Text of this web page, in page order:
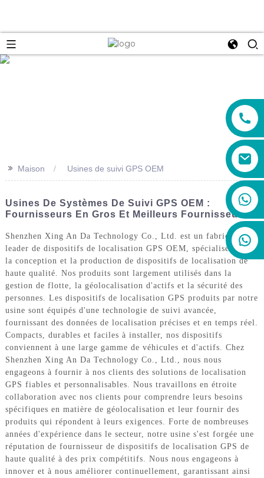
>> Maison Usines de suivi GPS OEM
Usines De Systèmes De Suivi GPS OEM :
Fournisseurs En Gros Et Meilleurs Fournisseurs
Shenzhen Xing An Da Technology Co., Ltd. est un fabricant
leader de dispositifs de localisation GPS OEM, spécialisé dans
la conception et la production de dispositifs de localisation de
haute qualité. Nos produits sont largement utilisés dans la
gestion de flotte, la géolocalisation d'actifs et la sécurité des
personnes. Les dispositifs de localisation GPS produits par notre
usine sont équipés d'une technologie de suivi avancée,
fournissant des données de localisation précises et en temps réel.
Compacts, durables et faciles à installer, nos dispositifs
conviennent à une large gamme de véhicules et d'actifs. Chez
Shenzhen Xing An Da Technology Co., Ltd., nous nous
engageons à fournir à nos clients des solutions de localisation
GPS fiables et personnalisables. Nous travaillons en étroite
collaboration avec nos clients pour comprendre leurs besoins
spécifiques en matière de géolocalisation et leur fournir des
produits qui répondent à leurs exigences. Forte de nombreuses
années d'expérience dans le secteur, notre usine s'est forgée une
réputation de fournisseur de dispositifs de localisation GPS de
haute qualité à des prix compétitifs. Nous nous engageons à
innover et à nous améliorer continuellement, garantissant ainsi